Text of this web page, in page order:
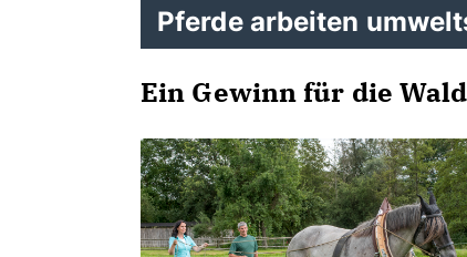
Pferde arbeiten
Ein Gewinn für die